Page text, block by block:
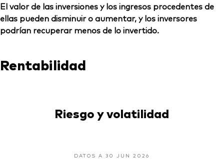
El valor de las inversiones y los ingresos procedentes de
ellas pueden disminuir o aumentar, y los inversores
podrían recuperar menos de lo invertido.
Rentabilidad
Riesgo y volatilidad
DATOS A 30 JUN 2026